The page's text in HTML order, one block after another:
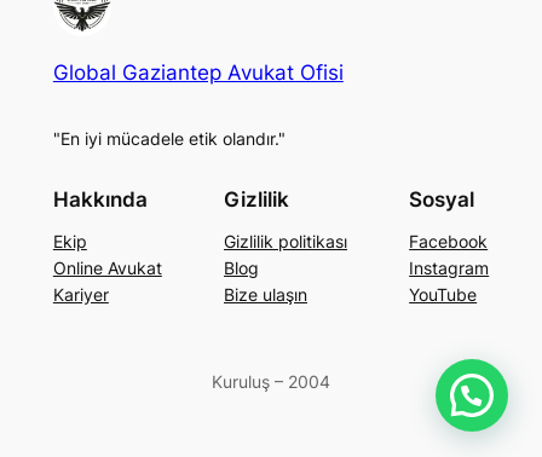
Global Gaziantep Avukat Ofisi
"En iyi mücadele etik olandır."
Hakkında
Ekip
Online Avukat
Kariyer
Gizlilik
Gizlilik politikası
Blog
Bize ulaşın
Sosyal
Facebook
Instagram
YouTube
Kuruluş – 2004